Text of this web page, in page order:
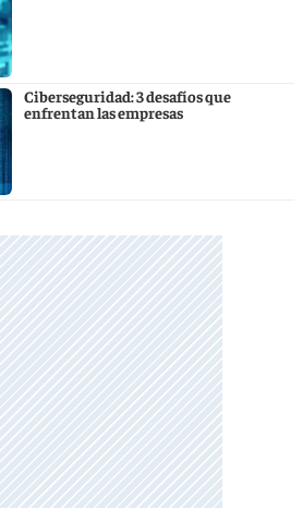
Ciberseguridad: 3 desafíos que
enfrentan las empresas